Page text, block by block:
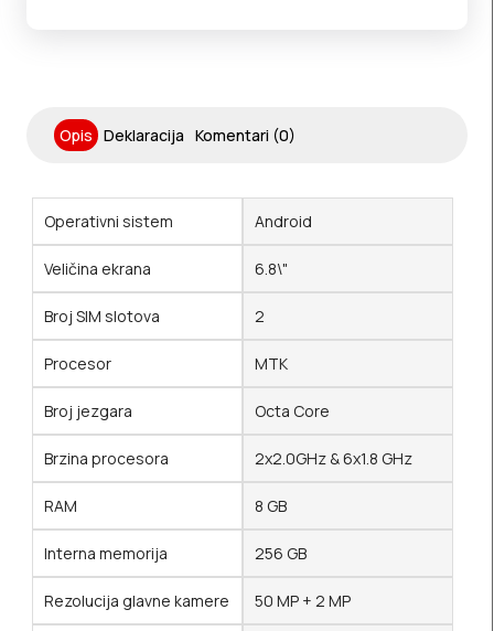
Opis Deklaracija Komentari (0)
Operativni sistem Android
Veličina ekrana 6.8\"
Broj SIM slotova 2
Procesor MTK
Broj jezgara Octa Core
Brzina procesora 2x2.0GHz & 6x1.8 GHz
RAM 8 GB
Interna memorija 256 GB
Rezolucija glavne kamere 50 MP + 2 MP